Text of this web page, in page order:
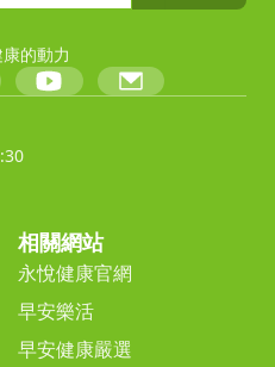
的動力
相關網站
永悅健康官網
早安樂活
早安健康嚴選